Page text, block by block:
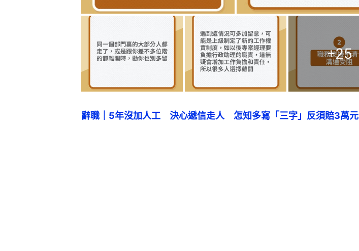
+25
辭職｜5年沒加人工　決心遞信走人　怎知多寫「三字」反須賠3萬元